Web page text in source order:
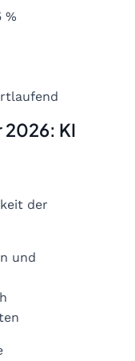
%
2026: KI
der
und